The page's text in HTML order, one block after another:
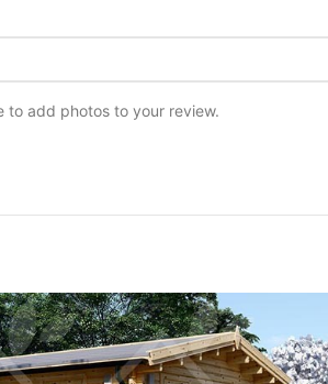
to add photos to your review.